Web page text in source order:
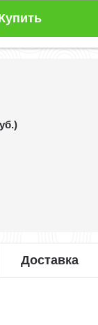
Доставка